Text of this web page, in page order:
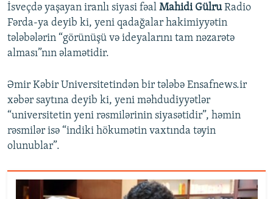
İsveçdə yaşayan iranlı siyasi fəal Mahidi GülruRadio
Fərda-ya deyib ki, yeni qadağalar hakimiyyətin
tələbələrin “görünüşü və ideyalarını tam nəzarətə
alması”nın əlamətidir.
Əmir Kəbir Universitetindən bir tələbə Ensafnews.ir
xəbər saytına deyib ki, yeni məhdudiyyətlər
“universitetin yeni rəsmilərinin siyasətidir”, həmin
rəsmilər isə “indiki hökumətin vaxtında təyin
olunublar”.